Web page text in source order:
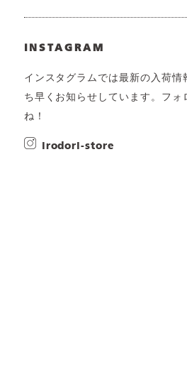
INSTAGRAM
インスタグラムでは最新の入荷情
ち早くお知らせしています。フォ
ね！
irodori-store